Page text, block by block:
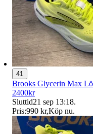
41
Brooks Glycerin Max
2400kr
Sluttid21 sep 13:18.
Pris:990 kr,Köp nu.